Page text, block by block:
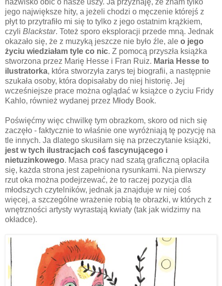
nazwisko obić o nasze uszy. Ja przyznaję, że znam tylko
jego największe hity, a jeżeli chodzi o męczenie którejś z
płyt to przytrafiło mi się to tylko z jego ostatnim krążkiem,
czyli Blackstar. Toteż sporo eksploracji przede mną. Jednak
okazało się, że z muzyką jeszcze nie było źle, ale o jego
życiu wiedziałam tyle co nic. Z pomocą przyszła książka
stworzona przez Marię Hesse i Fran Ruiz. Maria Hesse to
ilustratorka, która stworzyła zarys tej biografii, a następnie
szukała osoby, która dopisałaby do niej historię. Jej
wcześniejsze prace można oglądać w książce o życiu Fridy
Kahlo, również wydanej przez Młody Book.
Poświęćmy więc chwilkę tym obrazkom, skoro od nich się
zaczęło - faktycznie to właśnie one wyróżniają tę pozycję na
tle innych. Ja dlatego skusiłam się na przeczytanie książki,
jest w tych ilustracjach coś fascynującego i
nietuzinkowego. Masa pracy nad szatą graficzną opłaciła
się, każda strona jest zapełniona rysunkami. Na pierwszy
rzut oka można podejrzewać, że to raczej pozycja dla
młodszych czytelników, jednak ja znajduje w niej coś
więcej, a szczególne wrażenie robią te obrazki, w których z
wnętrzności artysty wyrastają kwiaty (tak jak widzimy na
okładce).